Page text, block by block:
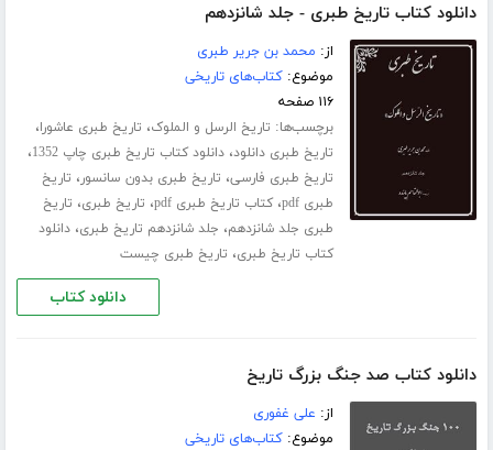
دانلود کتاب تاریخ طبری - جلد شانزدهم
از: محمد بن جریر طبری
موضوع:کتاب‌های تاریخی
۱۱۶ صفحه
برچسب‌ها: تاریخ الرسل و الملوک، تاریخ طبری عاشورا،
تاریخ طبری دانلود،دانلود کتاب تاریخ طبری چاپ 1352 ،
تاریخ طبری فارسی، تاریخ طبری بدون سانسور، تاریخ
طبری pdf
،کتاب تاریخ طبری pdf ، تاریخ طبری، تاریخ
طبری جلد ‌شانزدهم، جلد شانزدهم تاریخ طبری،دانلود
کتاب تاریخ طبری، تاریخ طبری چیست
دانلود کتاب
دانلود کتاب صد جنگ بزرگ تاریخ
از: علی غفوری
موضوع:کتاب‌های تاریخی